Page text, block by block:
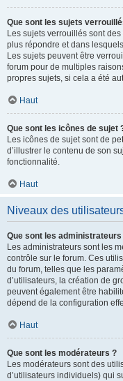
Que sont les sujets
Les sujets verrouillés sont
plus répondre et dans
Les sujets peuvent être
forum pour de multiples
propres sujets, si cela a été
Haut
Que sont les icônes de sujet
Les icônes de sujet sont de
d’illustrer le contenu de son
fonctionnalité.
Haut
Niveaux des
Que sont les administrateurs
Les administrateurs sont les
contrôle sur le forum. Ces
du forum, telles que les
d’utilisateurs, la création de
peuvent également être
dépend de la configuration
Haut
Que sont les modérateurs ?
Les modérateurs sont des
d’utilisateurs individuels) qui